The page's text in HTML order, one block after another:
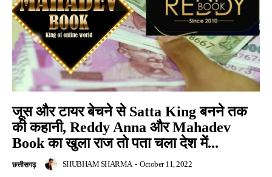
जूस और टायर बेचने से Satta King बनने तक
की कहानी, Reddy Anna और Mahadev
Book का खुला राज तो पता चला देश में...
छत्तीसगढ़ SHUBHAM SHARMA - October 11, 2022